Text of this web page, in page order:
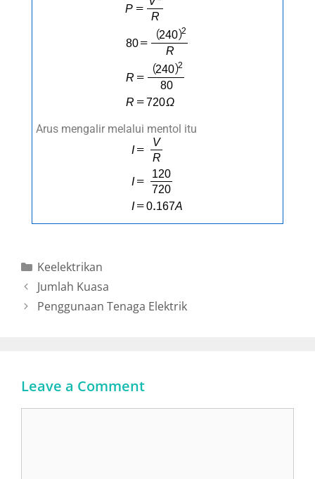
Arus mengalir melalui mentol itu
Keelektrikan
Jumlah Kuasa
Penggunaan Tenaga Elektrik
Leave a Comment